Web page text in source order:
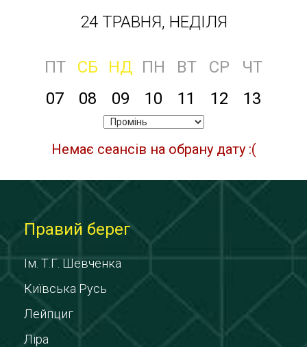
24 ТРАВНЯ, НЕДІЛЯ
ПТ СБ НД ПН ВТ СР
ЧТ
07
08 09 10 11 12 13
Немає сеансів на обрану дату :(
Правий берег
Ім. Т.Г. Шевченка
Київська Русь
Лейпциг
Ліра